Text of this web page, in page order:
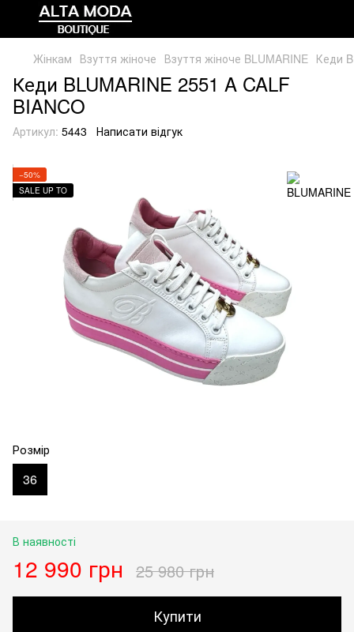
Жінкам Взуття жіноче Взуття жіноче BLUMARINE Кеди
Кеди BLUMARINE 2551 A CALF
BIANCO
Артикул: 5443 Написати відгук
−50%
SALE UP TO
Розмір
36
В наявності
12 990 грн 25 980 грн
Купити